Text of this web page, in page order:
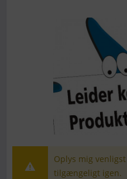
Oplys mig
tilgængeligt igen.